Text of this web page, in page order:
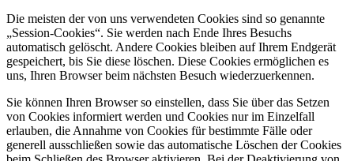
Die meisten der von uns verwendeten Cookies sind so genannte
„Session-Cookies“. Sie werden nach Ende Ihres Besuchs
automatisch gelöscht. Andere Cookies bleiben auf Ihrem Endgerät
gespeichert, bis Sie diese löschen. Diese Cookies ermöglichen es
uns, Ihren Browser beim nächsten Besuch wiederzuerkennen.
Sie können Ihren Browser so einstellen, dass Sie über das Setzen
von Cookies informiert werden und Cookies nur im Einzelfall
erlauben, die Annahme von Cookies für bestimmte Fälle oder
generell ausschließen sowie das automatische Löschen der Cookies